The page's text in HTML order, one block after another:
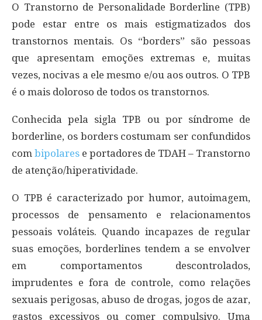
O Transtorno de Personalidade Borderline (TPB)
pode estar entre os mais estigmatizados dos
transtornos mentais. Os “borders” são pessoas
que apresentam emoções extremas e, muitas
vezes, nocivas a ele mesmo e/ou aos outros. O TPB
é o mais doloroso de todos os transtornos.
Conhecida pela sigla TPB ou por síndrome de
borderline, os borders costumam ser confundidos
com bipolares e portadores de TDAH – Transtorno
de atenção/hiperatividade.
O TPB é caracterizado por humor, autoimagem,
processos de pensamento e relacionamentos
pessoais voláteis. Quando incapazes de regular
suas emoções, borderlines tendem a se envolver
em comportamentos descontrolados,
imprudentes e fora de controle, como relações
sexuais perigosas, abuso de drogas, jogos de azar,
gastos excessivos ou comer compulsivo. Uma